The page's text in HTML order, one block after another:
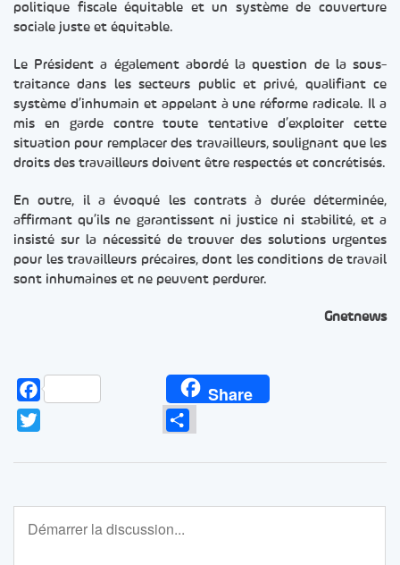
politique fiscale équitable et un système de couverture
sociale juste et équitable.
Le Président a également abordé la question de la sous-
traitance dans les secteurs public et privé, qualifiant ce
système d’inhumain et appelant à une réforme radicale. Il a
mis en garde contre toute tentative d’exploiter cette
situation pour remplacer des travailleurs, soulignant que les
droits des travailleurs doivent être respectés et concrétisés.
En outre, il a évoqué les contrats à durée déterminée,
affirmant qu’ils ne garantissent ni justice ni stabilité, et a
insisté sur la nécessité de trouver des solutions urgentes
pour les travailleurs précaires, dont les conditions de travail
sont inhumaines et ne peuvent perdurer.
Gnetnews
Facebook Share
Partager